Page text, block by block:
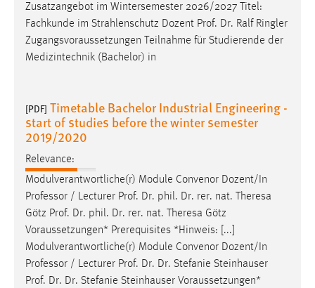
Zusatzangebot im Wintersemester 2026/2027 Titel:
Fachkunde im Strahlenschutz Dozent Prof. Dr. Ralf Ringler
Zugangsvoraussetzungen Teilnahme für Studierende der
Medizintechnik (Bachelor) in
[PDF] Timetable Bachelor Industrial Engineering -
start of studies before the winter semester
2019/2020
Relevance:
Modulverantwortliche(r) Module Convenor Dozent/In
Professor / Lecturer Prof. Dr. phil. Dr. rer. nat. Theresa
Götz Prof. Dr. phil. Dr. rer. nat. Theresa Götz
Voraussetzungen* Prerequisites *Hinweis: [...]
Modulverantwortliche(r) Module Convenor Dozent/In
Professor / Lecturer Prof. Dr. Dr. Stefanie Steinhauser
Prof. Dr. Dr. Stefanie Steinhauser Voraussetzungen*